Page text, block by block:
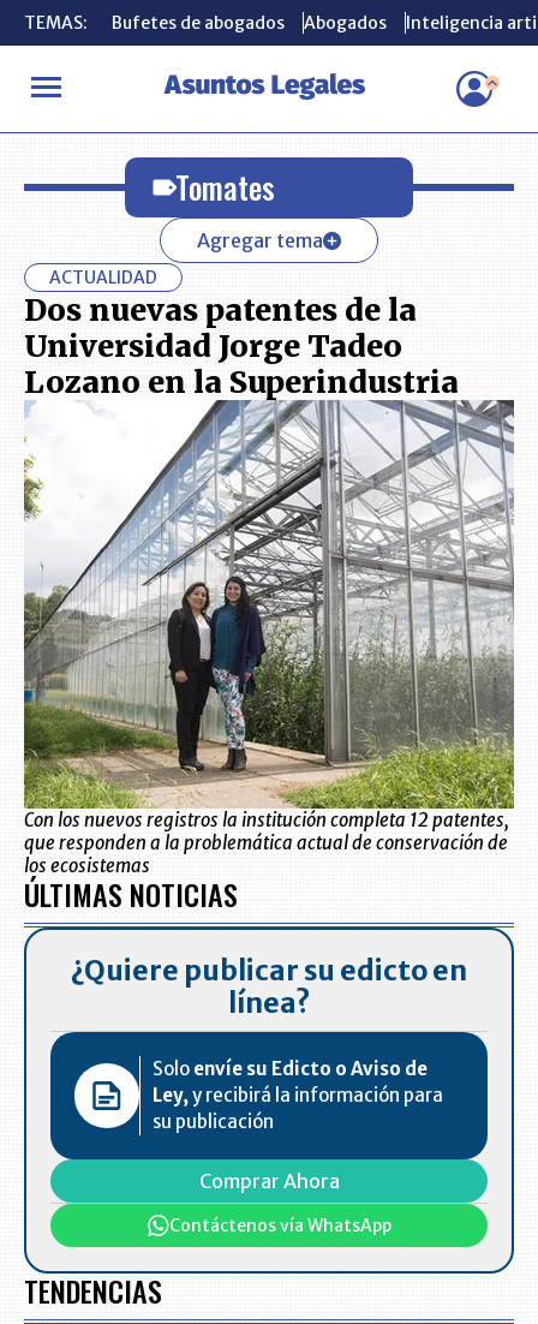
TEMAS: Bufetes de abogados Abogados Inteligencia
INICIO Tomates
TEMAS: Bufetes de abogados Abogados Inteligencia
Tomates
Agregar tema
ACTUALIDAD
Dos nuevas patentes de la
Universidad Jorge Tadeo
Lozano en la Superindustria
Con los nuevos registros la institución completa 12 patentes,
que responden a la problemática actual de conservación de
los ecosistemas
ÚLTIMAS NOTICIAS
¿Quiere publicar su edicto en
línea?
Solo envíe su Edicto o Aviso de
Ley,y recibirá la información para
su publicación
Comprar Ahora
Contáctenos vía WhatsApp
TENDENCIAS